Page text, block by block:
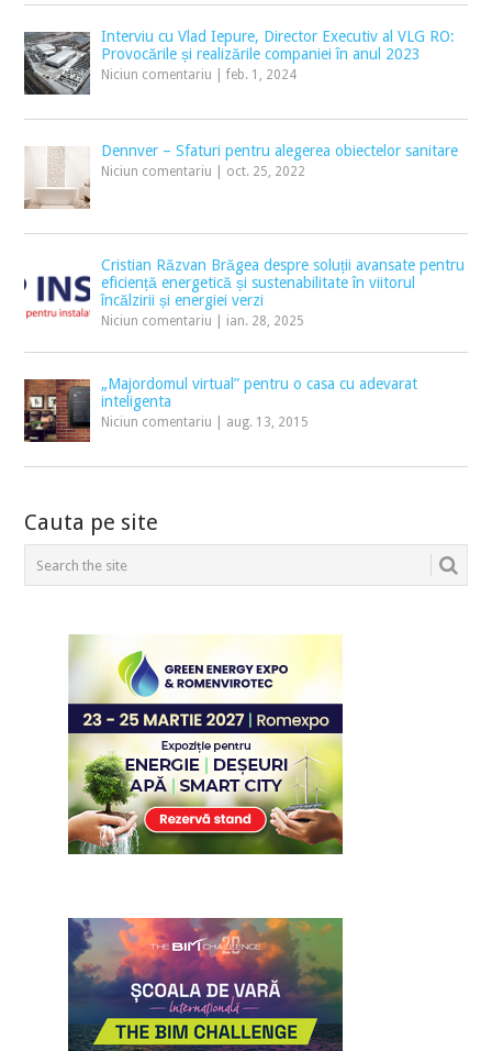
Interviu cu Vlad Iepure, Director Executiv al VLG RO:
Provocările și realizările companiei în anul 2023
Niciun comentariu |feb. 1, 2024
Dennver – Sfaturi pentru alegerea obiectelor sanitare
Niciun comentariu oct. 25, 2022
Cristian Răzvan Brăgea despre soluții avansate pentru
eficiență energetică și sustenabilitate în viitorul
încălzirii și energiei verzi
Niciun comentariu ian. 28, 2025
„Majordomul virtual” pentru o casa cu adevarat
inteligenta
Niciun comentariu aug. 13, 2015
Cauta pe site